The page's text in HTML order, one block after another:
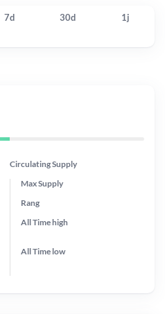
7d 30d 1j
Circulating Supply
Max Supply
Rang
All Timehigh
All Time low